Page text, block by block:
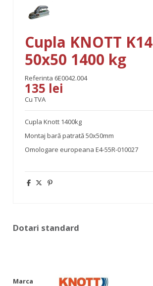
Cupla KNOTT K14
50x50 1400 kg
Referinta 6E0042.004
135 lei
Cu TVA
Cupla Knott 1400kg
Montaj bară patrată 50x50mm
Omologare europeana E4-55R-010027
Dotari standard
Marca